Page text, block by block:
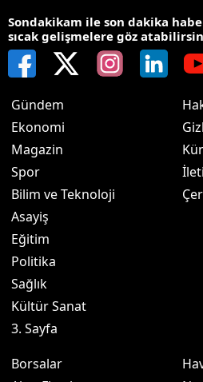
Sondakikam ile son dakika
sıcak gelişmelere göz
Gündem
Ekonomi
Magazin
Spor
Bilim ve Teknoloji
Asayiş
Eğitim
Politika
Sağlık
Kültür Sanat
3. Sayfa
Borsalar